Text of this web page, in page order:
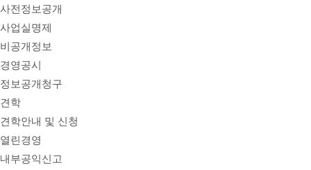
사전정보공개
사업실명제
비공개정보
경영공시
정보공개청구
견학
견학안내 및 신청
열린경영
내부공익신고